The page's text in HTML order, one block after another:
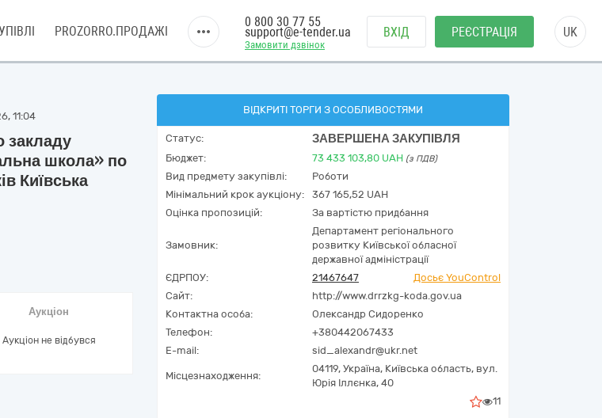
PROZORRO.ПРОДАЖІ
Замовити дзвінок
0 800 30 77 55
support@e-tender.ua ВХІД РЕЄСТРАЦІЯ UK
11:04
закладу
школа» по
Київська
Аукціон
Аукціон не відбувся
ВІДКРИТІ ТОРГИ З ОСОБЛИВОСТЯМИ
Статус: ЗАВЕРШЕНА ЗАКУПІВЛЯ
Бюджет: 73 433 103,80 UAH (з ПДВ)
Вид предмету закупівлі:
Роботи
Мінімальний крок аукціону:
367 165,52 UAH
Оцінка пропозицій:
За вартістю придбання
Замовник:
Департамент регіонального
розвитку Київської обласної
державної адміністрації
ЄДРПОУ:
21467647
Досьє YouControl
Сайт:
http://www.drrzkg-koda.gov.ua
Контактна особа:
Олександр Сидоренко
Телефон:
+380442067433
E-mail:
sid_alexandr@ukr.net
Місцезнаходження:
04119, Україна, Київська область, вул.
Юрія Іллєнка, 40
11